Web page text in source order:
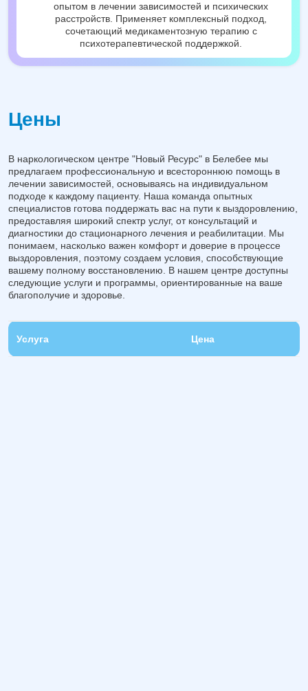
опытом в лечении зависимостей и психических
расстройств. Применяет комплексный подход,
сочетающий медикаментозную терапию с
психотерапевтической поддержкой.
Цены
В наркологическом центре "Новый Ресурс" в Белебее мы
предлагаем профессиональную и всестороннюю помощь в
лечении зависимостей, основываясь на индивидуальном
подходе к каждому пациенту. Наша команда опытных
специалистов готова поддержать вас на пути к выздоровлению,
предоставляя широкий спектр услуг, от консультаций и
диагностики до стационарного лечения и реабилитации. Мы
понимаем, насколько важен комфорт и доверие в процессе
выздоровления, поэтому создаем условия, способствующие
вашему полному восстановлению. В нашем центре доступны
следующие услуги и программы, ориентированные на ваше
благополучие и здоровье.
Услуга Цена